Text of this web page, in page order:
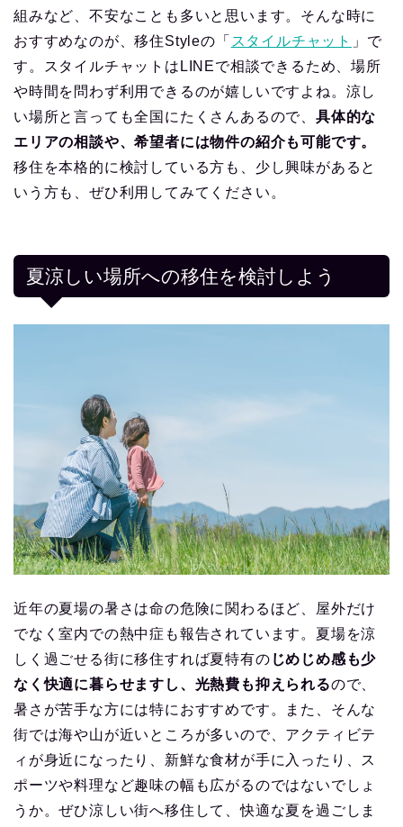
組みなど、不安なことも多いと思います。そんな時に
おすすめなのが、移住Styleの「 スタイルチャット 」で
す。スタイルチャットはLINEで相談できるため、場所
や時間を問わず利用できるのが嬉しいですよね。涼し
い場所と言っても全国にたくさんあるので、 具体的な
エリアの相談や、希望者には物件の紹介も可能です。
移住を本格的に検討している方も、少し興味があると
いう方も、ぜひ利用してみてください。
夏涼しい場所への移住を検討しよう
近年の夏場の暑さは命の危険に関わるほど、屋外だけ
でなく室内での熱中症も報告されています。夏場を涼
しく過ごせる街に移住すれば夏特有の じめじめ感も少
なく快適に暮らせますし、光熱費も抑えられるので、
暑さが苦手な方には特におすすめです。また、そんな
街では海や山が近いところが多いので、アクティビテ
ィが身近になったり、新鮮な食材が手に入ったり、ス
ポーツや料理など趣味の幅も広がるのではないでしょ
うか。ぜひ涼しい街へ移住して、快適な夏を過ごしま